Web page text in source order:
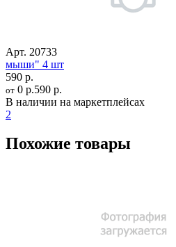
Арт. 20733
мыши" 4 шт
590 р.
от 0 р.590 р.
В наличии на маркетплейсах
2
Похожие товары